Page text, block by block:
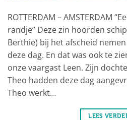
ROTTERDAM – AMSTERDAM
randje” Deze zin hoorden
Berthie) bij het afscheid
deze dag. En dat was ook te
onze vaargast Leen. Zijn
Theo hadden deze dag
Theo werkt…
LEES